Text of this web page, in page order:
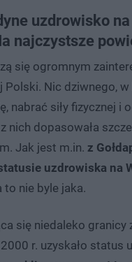
uzdrowisko
najczystsze
się ogromnym
Polski. Nic dziwnego,
nabrać siły fizycznej i
nich dopasowała
Jak jest m.in. z
uzdrowiska na
to nie byle jaka.
się niedaleko granicy
r. uzyskało status